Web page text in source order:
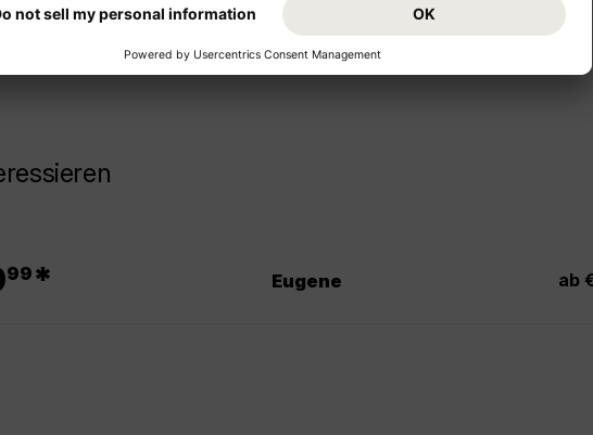
und Mittelstrecke als
freuen Sie sich auf Ihr Reiseziel USA!
99 * Eugene ab